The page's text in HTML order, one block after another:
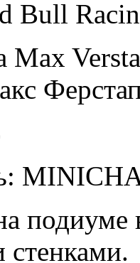
Bull
Max
стенками.